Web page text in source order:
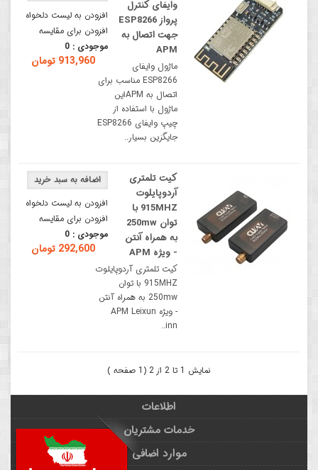
افزودن به لیست دلخواه
افزودن برای مقایسه
موجودی : 0
913,960 تومان
وایفای کنترل
پرواز ESP8266
جهت اتصال به
APM
ماژول وایفای
ESP8266 مناسب برای
اتصال به APMاین
ماژول با استفاده از
چیپ وایفای ESP8266
جایگزین بسیار..
افزودن به لیست دلخواه
افزودن برای مقایسه
موجودی : 0
292,600 تومان
کیت تلمتری
آردوپایلوت
915MHZ با
توان 250mw
به همراه آنتن
- ویژه APM
کیت تلمتری آردوپایلوت
915MHZ با توان
250mw به همراه آنتن
- ویژه APM Leixun
inn..
نمایش 1 تا 2 از 2 (1 صفحه )
اطلاعات
خدمات مشتریان
موارد اضافی